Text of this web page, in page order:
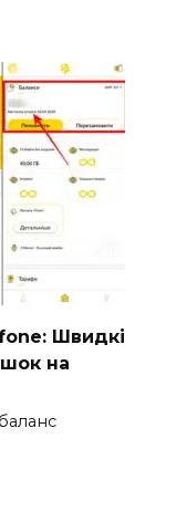
Швидкі
на